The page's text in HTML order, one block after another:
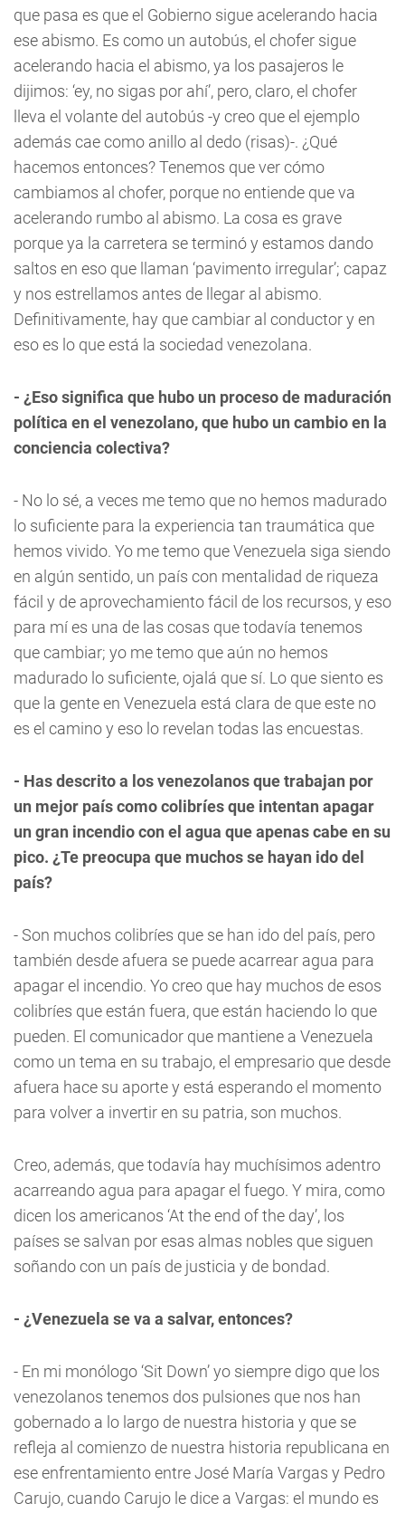
que pasa es que el Gobierno sigue acelerando hacia
ese abismo. Es como un autobús, el chofer sigue
acelerando hacia el abismo, ya los pasajeros le
dijimos: ‘ey, no sigas por ahí’, pero, claro, el chofer
lleva el volante del autobús -y creo que el ejemplo
además cae como anillo al dedo (risas)-. ¿Qué
hacemos entonces? Tenemos que ver cómo
cambiamos al chofer, porque no entiende que va
acelerando rumbo al abismo. La cosa es grave
porque ya la carretera se terminó y estamos dando
saltos en eso que llaman ‘pavimento irregular’; capaz
y nos estrellamos antes de llegar al abismo.
Definitivamente, hay que cambiar al conductor y en
eso es lo que está la sociedad venezolana.
- ¿Eso significa que hubo un proceso de maduración
política en el venezolano, que hubo un cambio en la
conciencia colectiva?
- No lo sé, a veces me temo que no hemos madurado
lo suficiente para la experiencia tan traumática que
hemos vivido. Yo me temo que Venezuela siga siendo
en algún sentido, un país con mentalidad de riqueza
fácil y de aprovechamiento fácil de los recursos, y eso
para mí es una de las cosas que todavía tenemos
que cambiar; yo me temo que aún no hemos
madurado lo suficiente, ojalá que sí. Lo que siento es
que la gente en Venezuela está clara de que este no
es el camino y eso lo revelan todas las encuestas.
- Has descrito a los venezolanos que trabajan por
un mejor país como colibríes que intentan apagar
un gran incendio con el agua que apenas cabe en su
pico. ¿Te preocupa que muchos se hayan ido del
país?
- Son muchos colibríes que se han ido del país, pero
también desde afuera se puede acarrear agua para
apagar el incendio. Yo creo que hay muchos de esos
colibríes que están fuera, que están haciendo lo que
pueden. El comunicador que mantiene a Venezuela
como un tema en su trabajo, el empresario que desde
afuera hace su aporte y está esperando el momento
para volver a invertir en su patria, son muchos.
Creo, además, que todavía hay muchísimos adentro
acarreando agua para apagar el fuego. Y mira, como
dicen los americanos ‘At the end of the day’, los
países se salvan por esas almas nobles que siguen
soñando con un país de justicia y de bondad.
- ¿Venezuela se va a salvar, entonces?
- En mi monólogo ‘Sit Down’ yo siempre digo que los
venezolanos tenemos dos pulsiones que nos han
gobernado a lo largo de nuestra historia y que se
refleja al comienzo de nuestra historia republicana en
ese enfrentamiento entre José María Vargas y Pedro
Carujo, cuando Carujo le dice a Vargas: el mundo es